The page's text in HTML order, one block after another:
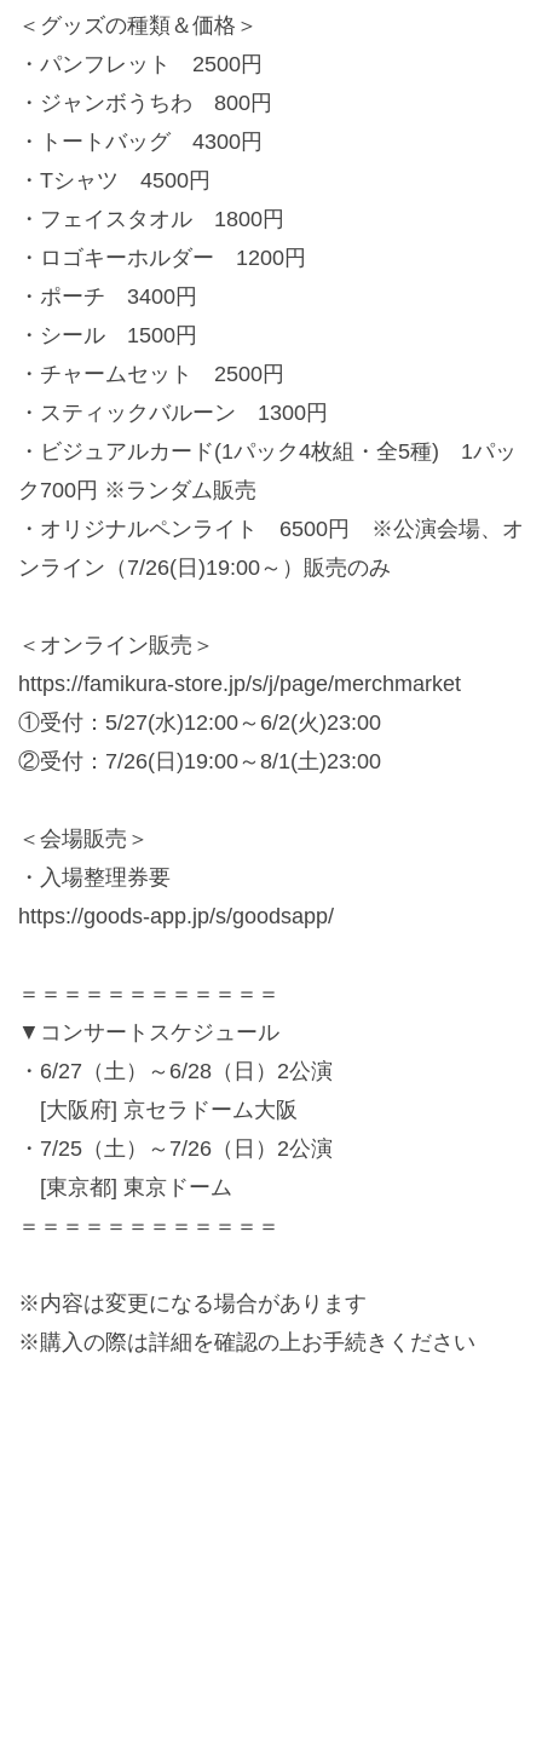
＜グッズの種類＆価格＞
・パンフレット 2500円
・ジャンボうちわ 800円
・トートバッグ 4300円
・Tシャツ 4500円
・フェイスタオル 1800円
・ロゴキーホルダー 1200円
・ポーチ 3400円
・シール 1500円
・チャームセット 2500円
・スティックバルーン 1300円
・ビジュアルカード(1パック4枚組・全5種) 1パッ
ク700円 ※ランダム販売
・オリジナルペンライト 6500円 ※公演会場、オ
ンライン（7/26(日)19:00～）販売のみ
＜オンライン販売＞
https://famikura-store.jp/s/j/page/merchmarket
①受付：5/27(水)12:00～6/2(火)23:00
②受付：7/26(日)19:00～8/1(土)23:00
＜会場販売＞
・入場整理券要
https://goods-app.jp/s/goodsapp/
＝＝＝＝＝＝＝＝＝＝＝＝
▼コンサートスケジュール
・6/27（土）～6/28（日）2公演
[大阪府] 京セラドーム大阪
・7/25（土）～7/26（日）2公演
[東京都] 東京ドーム
＝＝＝＝＝＝＝＝＝＝＝＝
※内容は変更になる場合があります
※購入の際は詳細を確認の上お手続きください